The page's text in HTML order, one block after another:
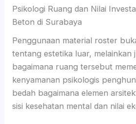
Psikologi Ruang dan Nilai
Beton di Surabaya
Penggunaan material roster
tentang estetika luar, melainkan
bagaimana ruang tersebut
kenyamanan psikologis
bedah bagaimana elemen
sisi kesehatan mental dan nilai